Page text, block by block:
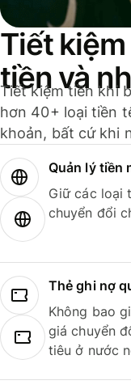
Tiết
tiền và
Tiết kiệm tiền khi
hơn 40+ loại tiền
khoản, bất cứ khi
Quản lý tiền
Giữ các loại
chuyển đổi
Thẻ ghi nợ
Không bao
giá chuyển
tiêu ở nước